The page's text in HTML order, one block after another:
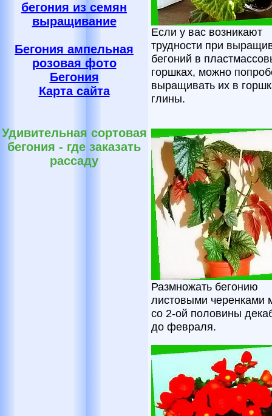
бегония из семян
выращивание
Бегония ампельная
розовая фото
Бегония
Карта сайта
Удивительная сортовая
бегония - где заказать
рассаду
Если у вас возникают
трудности при
бегоний в
горшках, можно
выращивать их в
глины.
Размножать бегонию
листовыми черенками
со 2-ой половины
до февраля.